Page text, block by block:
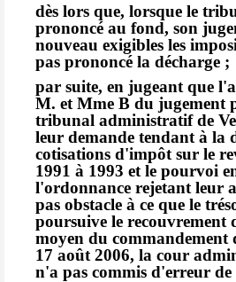
dès lors que, lorsque le
prononcé au fond, son
nouveau exigibles les
pas prononcé la décharge ;
par suite, en jugeant que
M. et Mme B du jugement
tribunal administratif de
leur demande tendant à la
cotisations d'impôt sur le
1991 à 1993 et le pourvoi
l'ordonnance rejetant leur
pas obstacle à ce que le
poursuive le recouvrement
moyen du commandement
17 août 2006, la cour
n'a pas commis d'erreur